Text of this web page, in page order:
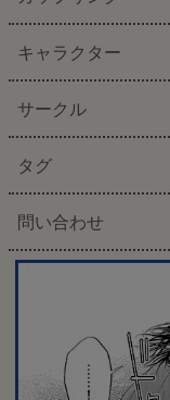
キャラクター
サークル
タグ
問い合わせ